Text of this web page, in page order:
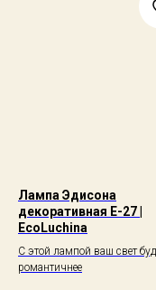
Лампа Эдисона
декоративная E-27 |
EcoLuchina
С этой лампой ваш свет
романтичнее